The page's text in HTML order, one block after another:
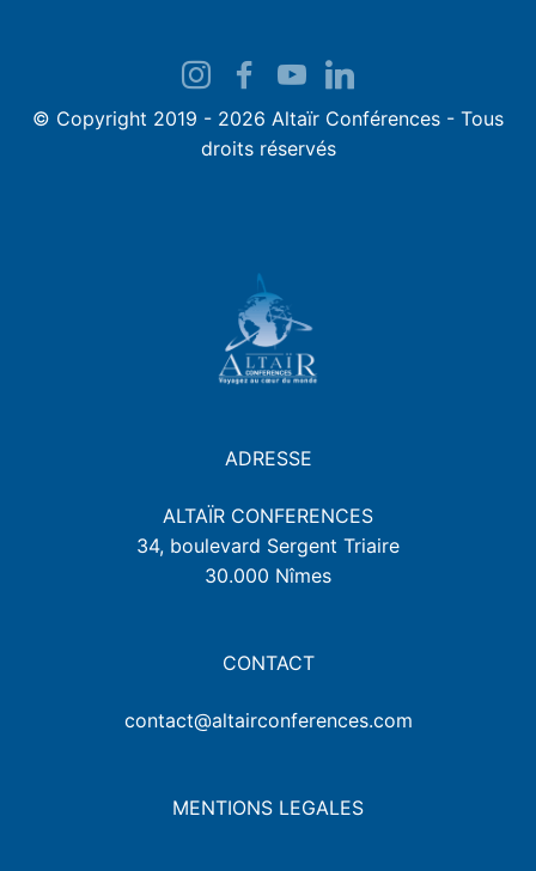
© Copyright 2019 - 2026 Altaïr Conférences - Tous
droits réservés
ADRESSE
ALTAÏR CONFERENCES
34, boulevard Sergent Triaire
30.000 Nîmes
CONTACT
contact@altairconferences.com
MENTIONS LEGALES